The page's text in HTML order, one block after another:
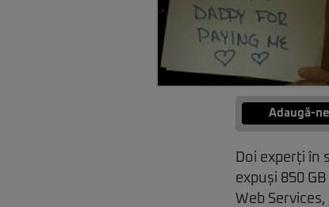
Adaugă-
Doi experți în
expuși 850
Web